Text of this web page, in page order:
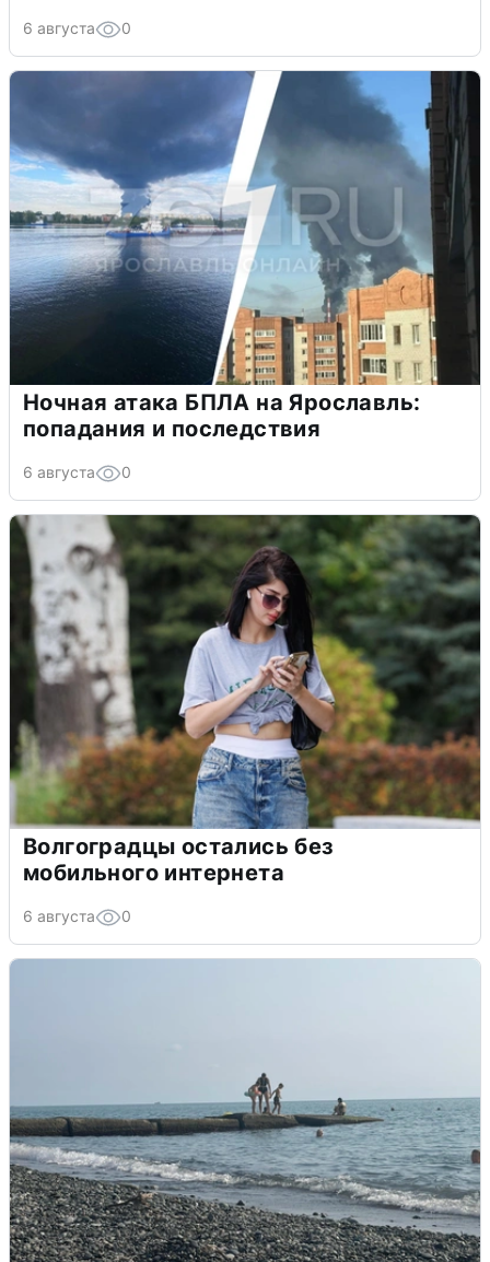
6 августа 0
Ночная атака БПЛА на Ярославль:
попадания и последствия
6 августа 0
Волгоградцы остались без
мобильного интернета
6 августа 0